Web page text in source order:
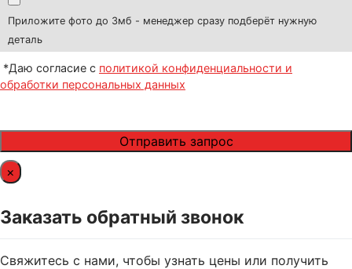
Приложите фото до 3мб - менеджер сразу подберёт нужную
деталь
*Даю согласие с политикой конфиденциальности и
обработки персональных данных
×
Заказать обратный звонок
Свяжитесь с нами, чтобы узнать цены или получить